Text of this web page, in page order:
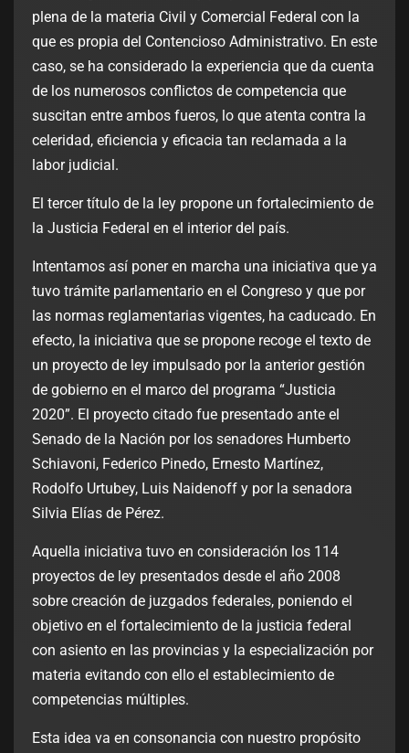
plena de la materia Civil y Comercial Federal con la
que es propia del Contencioso Administrativo. En este
caso, se ha considerado la experiencia que da cuenta
de los numerosos conflictos de competencia que
suscitan entre ambos fueros, lo que atenta contra la
celeridad, eficiencia y eficacia tan reclamada a la
labor judicial.
El tercer título de la ley propone un fortalecimiento de
la Justicia Federal en el interior del país.
Intentamos así poner en marcha una iniciativa que ya
tuvo trámite parlamentario en el Congreso y que por
las normas reglamentarias vigentes, ha caducado. En
efecto, la iniciativa que se propone recoge el texto de
un proyecto de ley impulsado por la anterior gestión
de gobierno en el marco del programa “Justicia
2020”. El proyecto citado fue presentado ante el
Senado de la Nación por los senadores Humberto
Schiavoni, Federico Pinedo, Ernesto Martínez,
Rodolfo Urtubey, Luis Naidenoff y por la senadora
Silvia Elías de Pérez.
Aquella iniciativa tuvo en consideración los 114
proyectos de ley presentados desde el año 2008
sobre creación de juzgados federales, poniendo el
objetivo en el fortalecimiento de la justicia federal
con asiento en las provincias y la especialización por
materia evitando con ello el establecimiento de
competencias múltiples.
Esta idea va en consonancia con nuestro propósito